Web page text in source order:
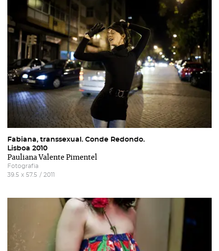
Fabiana, transsexual. Conde Redondo.
Lisboa 2010
Pauliana Valente Pimentel
Fotografia
39.5 x 57.5 / 2011
Recuperar a password
Autorizo o envio de emails e concordo com ostermos
e condições epolitica de privacidade do site.